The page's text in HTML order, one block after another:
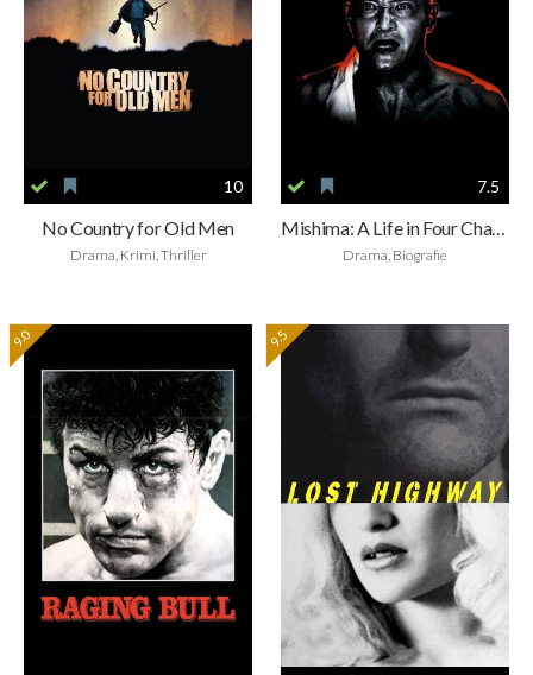
10
No Country for Old Men
Drama, Krimi, Thriller
7.5
Mishima: A Life in Four Chapters
Drama, Biografie
9.0 9.5